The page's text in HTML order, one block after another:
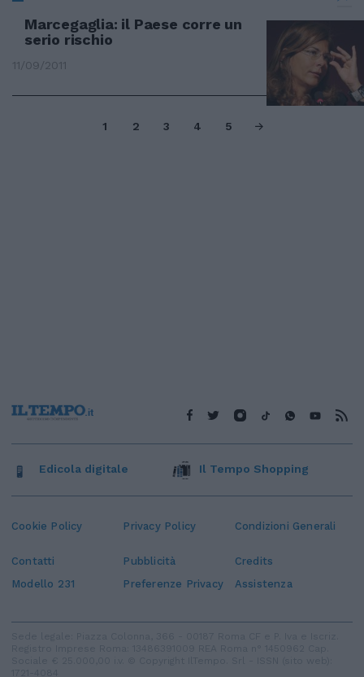
Marcegaglia: il Paese corre un
serio rischio
11/09/2011
1 2 3 4 5
Cookie Policy Privacy Policy Condizioni Generali
Contatti Pubblicità
Credits
Modello 231
Preferenze Privacy Assistenza
Edicola digitale Il Tempo Shopping